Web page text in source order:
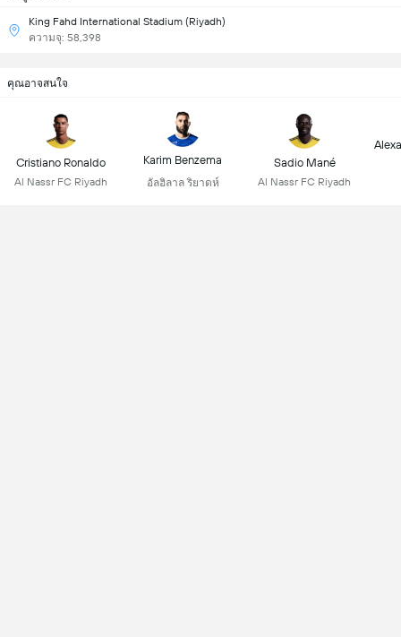
King Fahd International Stadium (Riyadh)
ความจุ: 58,398
คุณอาจสนใจ
Cristiano Ronaldo
Al Nassr FC Riyadh
Karim Benzema
อัลฮิลาล ริยาดห์
Sadio Mané
Al Nassr FC Riyadh